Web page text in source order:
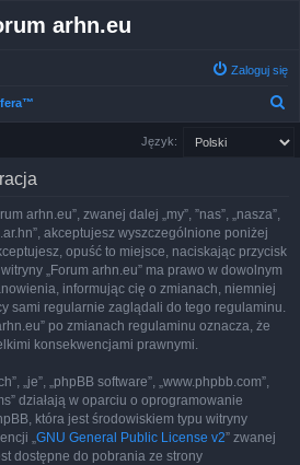
arhn.eu
Zaloguj się
Język:
arhn.eu”, zwanej dalej „my”, ”nas”, „nasza”,
akceptujesz wyszczególnione poniżej
opuść to miejsce, naciskając przycisk
„Forum arhn.eu” ma prawo w dowolnym
informując cię o zmianach, niemniej
sami regularnie zaglądali do tego regulaminu.
po zmianach regulaminu oznacza, że
konsekwencjami prawnymi.
„je”, „phpBB software”, „www.phpbb.com”,
działają w oparciu o oprogramowanie
która jest środowiskiem typu witryny
„GNU General Public License v2” zwanej
dostępne do pobrania ze strony